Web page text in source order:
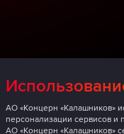
АО «Концерн «Калашников»
персонализации сервисов и
АО «Концерн «Калашников»